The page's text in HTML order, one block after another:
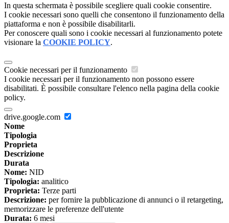
In questa schermata è possibile scegliere quali cookie consentire.
I cookie necessari sono quelli che consentono il funzionamento della
piattaforma e non è possibile disabilitarli.
Per conoscere quali sono i cookie necessari al funzionamento potete
visionare la COOKIE POLICY.
Cookie necessari per il funzionamento
I cookie necessari per il funzionamento non possono essere
disabilitati. È possibile consultare l'elenco nella pagina della cookie
policy.
drive.google.com
Nome
Tipologia
Proprieta
Descrizione
Durata
Nome: NID
Tipologia: analitico
Proprieta: Terze parti
Descrizione: per fornire la pubblicazione di annunci o il retargeting,
memorizzare le preferenze dell'utente
Durata: 6 mesi